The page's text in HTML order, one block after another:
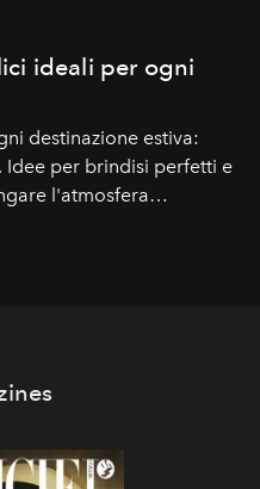
ideali per ogni
destinazione estiva:
Idee per brindisi perfetti e
l'atmosfera